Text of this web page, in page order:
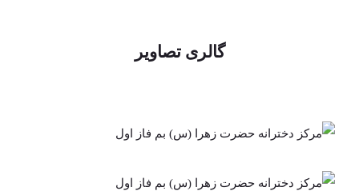
گالری تصاویر